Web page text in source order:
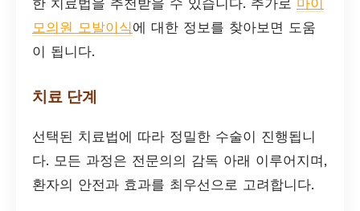
한 치료법을 추천받을 수 있습니다. 추가로 마이
모의원 모발이식에 대한 정보를 찾아보면 도움
이 됩니다.
치료 단계
선택된 치료법에 따라 정밀한 수술이 진행됩니
다. 모든 과정은 전문의의 감독 아래 이루어지며,
환자의 안전과 효과를 최우선으로 고려합니다.